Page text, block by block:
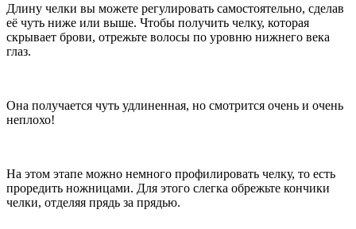
Длину челки вы можете регулировать самостоятельно, сделав
её чуть ниже или выше. Чтобы получить челку, которая
скрывает брови, отрежьте волосы по уровню нижнего века
глаз.
Она получается чуть удлиненная, но смотрится очень и очень
неплохо!
На этом этапе можно немного профилировать челку, то есть
проредить ножницами. Для этого слегка обрежьте кончики
челки, отделяя прядь за прядью.